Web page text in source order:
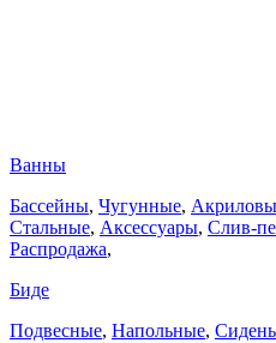
Ванны
Бассейны, Чугунные,
Стальные, Аксессуары, Слив-
Распродажа,
Биде
Подвесные, Напольные,